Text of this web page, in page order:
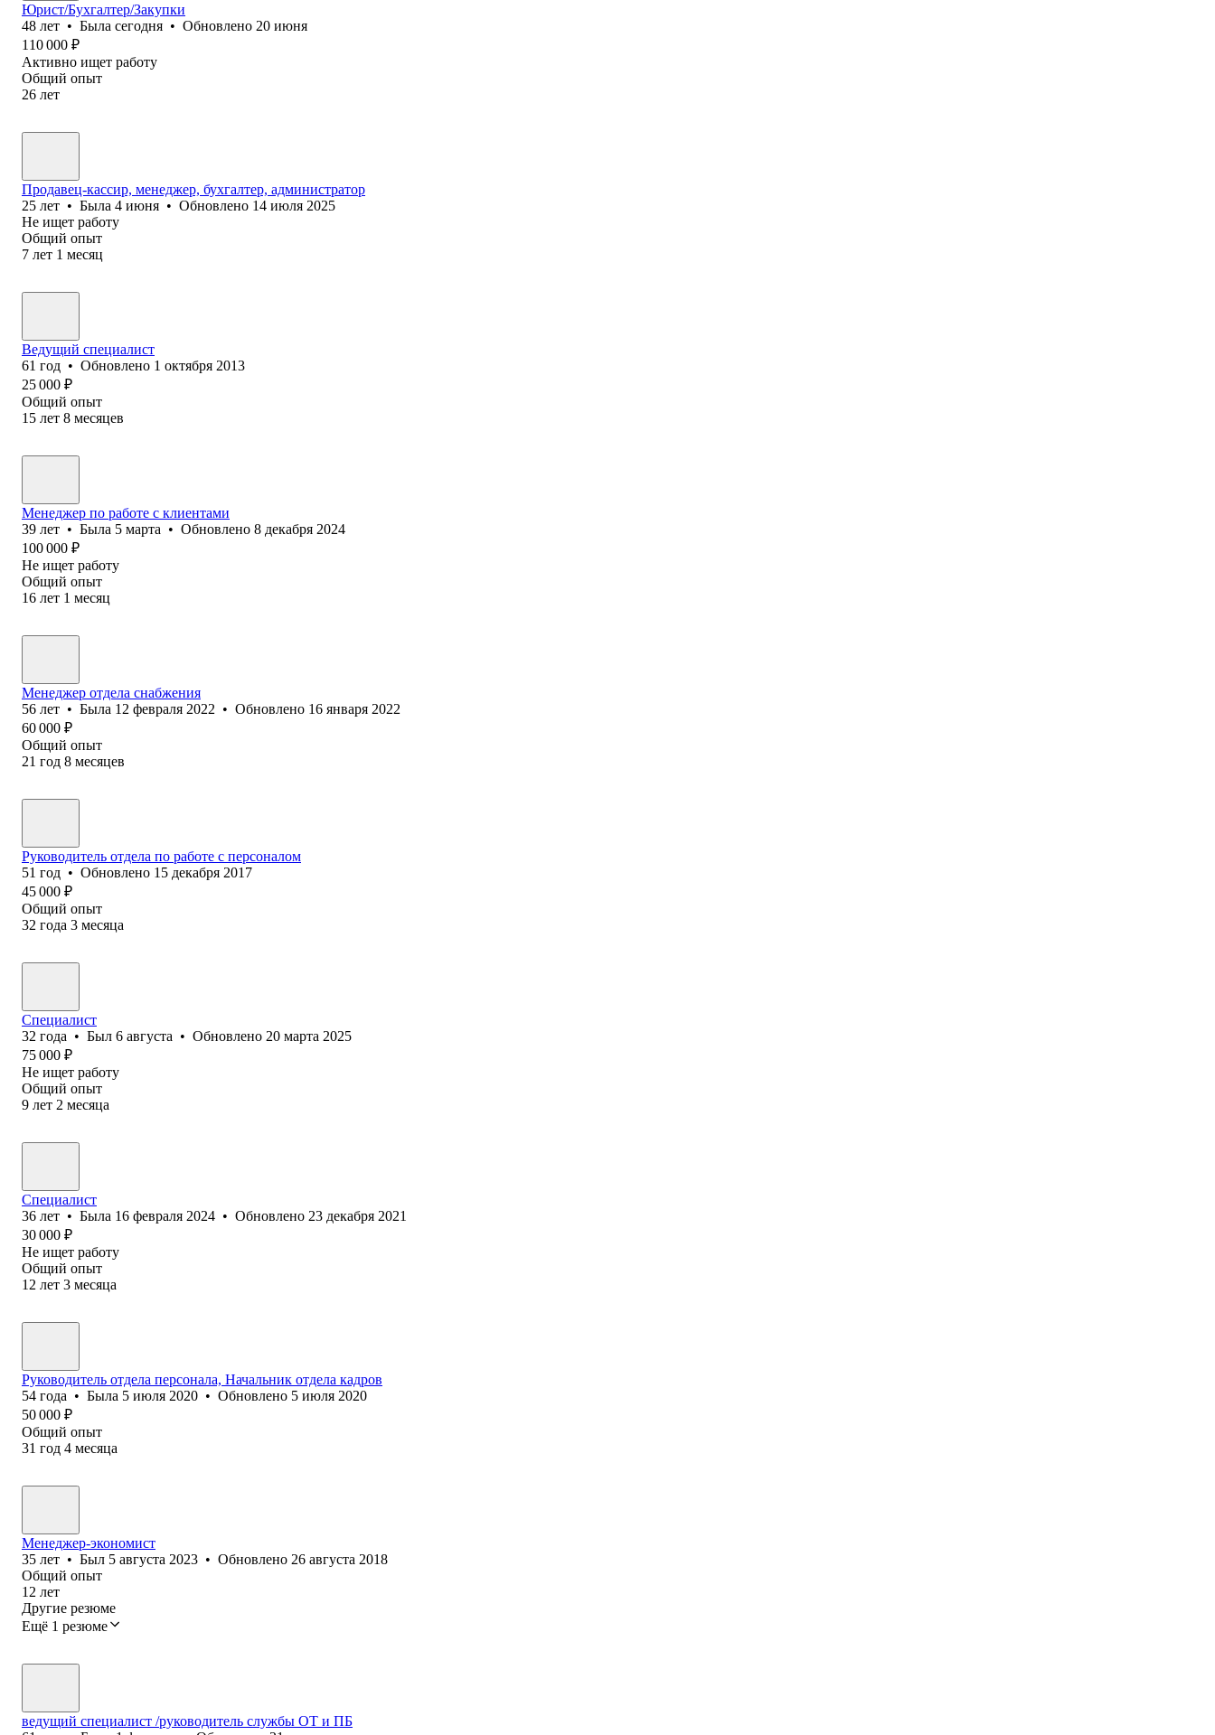
Юрист/Бухгалтер/Закупки
48 лет • Была сегодня • Обновлено 20 июня
110 000 ₽
Активно ищет работу
Общий опыт
26 лет
Продавец-кассир, менеджер, бухгалтер, администратор
25 лет • Была 4 июня • Обновлено 14 июля 2025
Не ищет работу
Общий опыт
7 лет 1 месяц
Ведущий специалист
61 год • Обновлено 1 октября 2013
25 000 ₽
Общий опыт
15 лет 8 месяцев
Менеджер по работе с клиентами
39 лет • Была 5 марта • Обновлено 8 декабря 2024
100 000 ₽
Не ищет работу
Общий опыт
16 лет 1 месяц
Менеджер отдела снабжения
56 лет • Была 12 февраля 2022 • Обновлено 16 января 2022
60 000 ₽
Общий опыт
21 год 8 месяцев
Руководитель отдела по работе с персоналом
51 год • Обновлено 15 декабря 2017
45 000 ₽
Общий опыт
32 года 3 месяца
Специалист
32 года • Был 6 августа • Обновлено 20 марта 2025
75 000 ₽
Не ищет работу
Общий опыт
9 лет 2 месяца
Специалист
36 лет • Была 16 февраля 2024 • Обновлено 23 декабря 2021
30 000 ₽
Не ищет работу
Общий опыт
12 лет 3 месяца
Руководитель отдела персонала, Начальник отдела кадров
54 года • Была 5 июля 2020 • Обновлено 5 июля 2020
50 000 ₽
Общий опыт
31 год 4 месяца
Менеджер-экономист
35 лет • Был 5 августа 2023 • Обновлено 26 августа 2018
Общий опыт
12 лет
Другие резюме
Ещё 1 резюме
ведущий специалист /руководитель службы ОТ и ПБ